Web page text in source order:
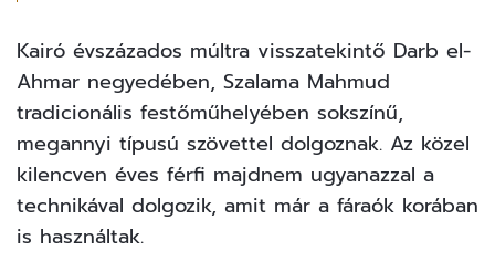
Kairó évszázados múltra visszatekintő Darb el-
Ahmar negyedében, Szalama Mahmud
tradicionális festőműhelyében sokszínű,
megannyi típusú szövettel dolgoznak. Az közel
kilencven éves férfi majdnem ugyanazzal a
technikával dolgozik, amit már a fáraók korában
is használtak.